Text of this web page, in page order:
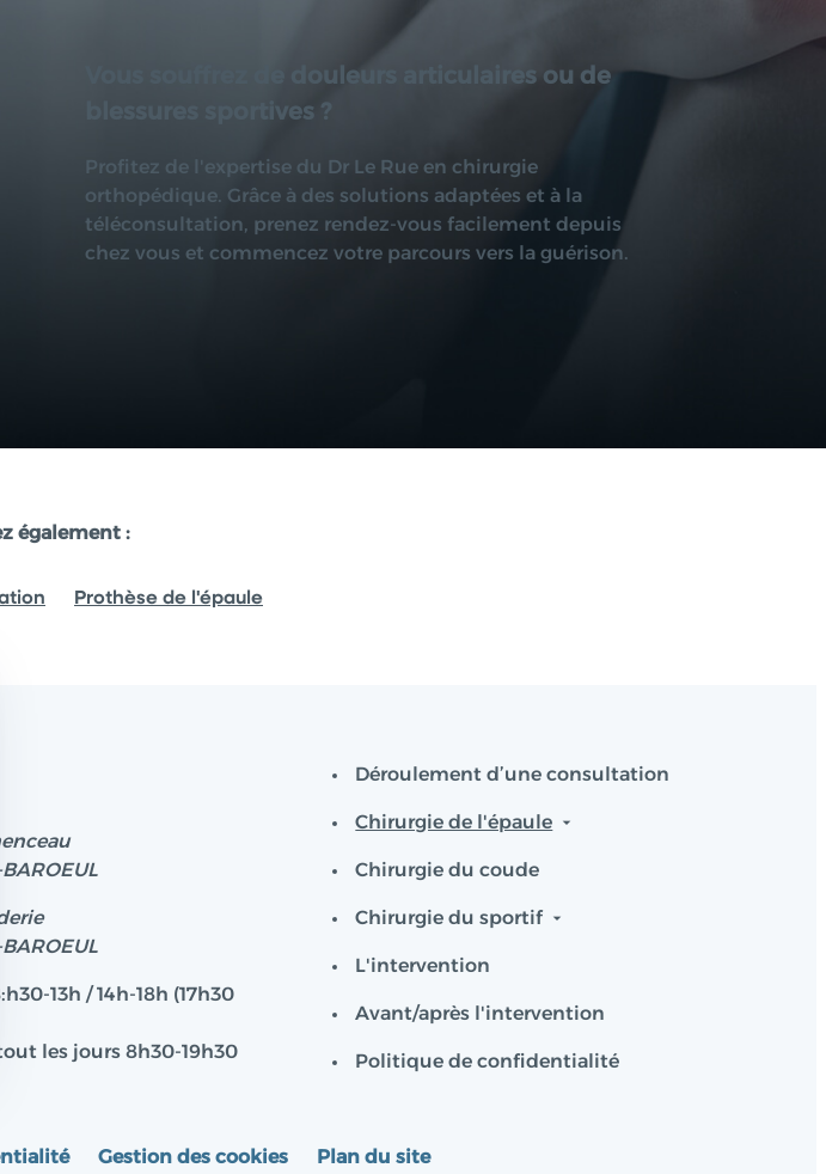
Vous souffrez de douleurs articulaires ou de
blessures sportives ?
Profitez de l'expertise du Dr Le Rue en chirurgie
orthopédique. Grâce à des solutions adaptées et à la
téléconsultation, prenez rendez-vous facilement depuis
chez vous et commencez votre parcours vers la guérison.
également :
Prothèse de l'épaule
13h / 14h-18h (17h30
les jours 8h30-19h30
Déroulement d’une consultation
Chirurgie de l'épaule
Chirurgie du coude
Chirurgie du sportif
L'intervention
Avant/après l'intervention
Politique de confidentialité
Gestion des cookies Plan du site